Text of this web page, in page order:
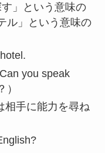
」という意味の
ル」という意味の
Can you speak
相手に能力を尋ね